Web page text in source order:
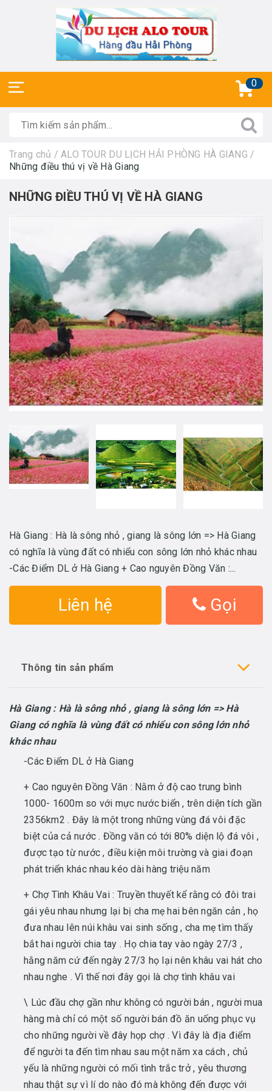
0
Trang chủ / ALO TOUR DU LỊCH HẢI PHÒNG HÀ GIANG /
Những điều thú vị về Hà Giang
NHỮNG ĐIỀU THÚ VỊ VỀ HÀ GIANG
Hà Giang : Hà là sông nhỏ , giang là sông lớn => Hà Giang
có nghĩa là vùng đất có nhiểu con sông lớn nhỏ khác nhau
-Các Điểm DL ở Hà Giang + Cao nguyên Đồng Văn :...
Liên hệ Gọi
Thông tin sản phẩm
Hà Giang : Hà là sông nhỏ , giang là sông lớn => Hà
Giang có nghĩa là vùng đất có nhiểu con sông lớn nhỏ
khác nhau
-Các Điểm DL ở Hà Giang
+ Cao nguyên Đồng Văn : Nằm ở độ cao trung bình
1000- 1600m so với mực nước biển , trên diện tích gần
2356km2 . Đây là một trong những vùng đá vôi đặc
biệt của cả nước . Đồng văn có tới 80% diện lộ đá vôi ,
được tạo từ nước , điều kiện môi trường và giai đoạn
phát triển khác nhau kéo dài hàng triệu năm
+ Chợ Tình Khâu Vai : Truyền thuyết kể rằng có đôi trai
gái yêu nhau nhưng lại bị cha mẹ hai bên ngăn cản , họ
đưa nhau lên núi khâu vai sinh sống , cha mẹ tìm thấy
bắt hai người chia tay . Họ chia tay vào ngày 27/3 ,
hằng năm cứ đến ngày 27/3 họ lại nên khâu vai hát cho
nhau nghe . Vì thế nơi đây gọi là chợ tình khâu vai
\ Lúc đầu chợ gần như không có người bán , người mua
hàng mà chỉ có một số người bán đồ ăn uống phục vụ
cho những người về đây họp chợ . Vì đây là địa điểm
để người ta đến tìm nhau sau một năm xa cách , chủ
yếu là những người có mối tình trắc trở , yêu thương
nhau thật sự vì lí do nào đó mà không đến được với